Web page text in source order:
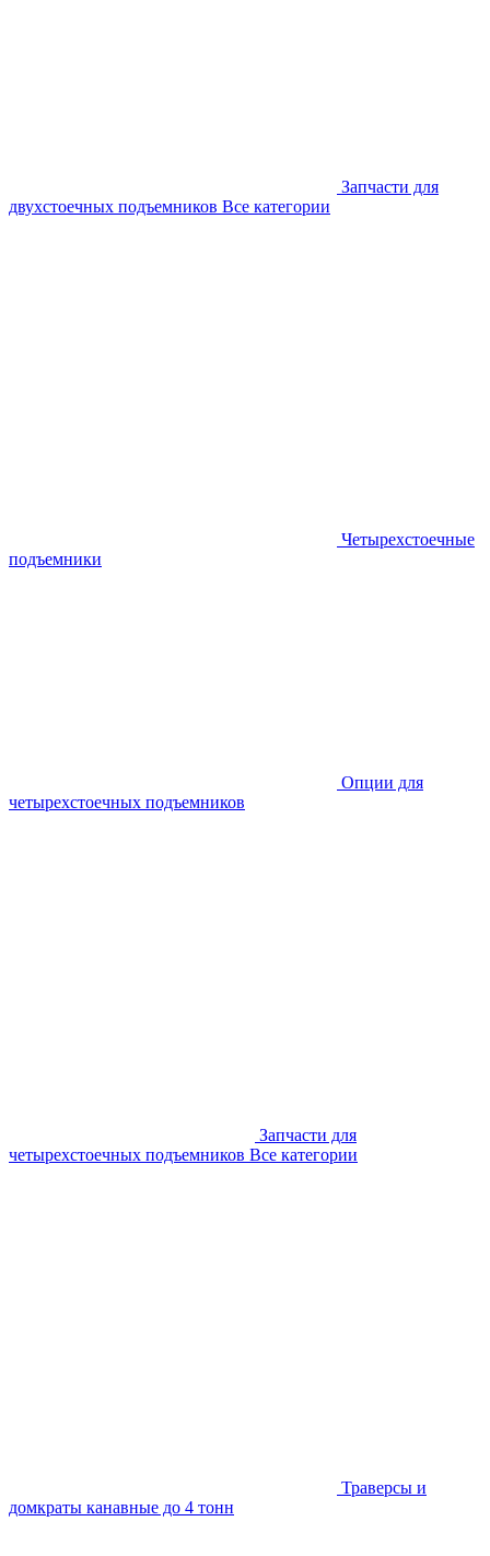
Запчасти для
двухстоечных подъемников Все категории
Четырехстоечные
подъемники
Опции для
четырехстоечных подъемников
Запчасти для
четырехстоечных подъемников Все категории
Траверсы и
домкраты канавные до 4 тонн